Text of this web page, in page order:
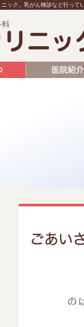
ック。乳がん検診など行って